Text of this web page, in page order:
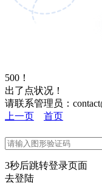
500！
出了点状况！
请联系管理员：
上一页
首页
3秒后跳转登录页面
去登陆